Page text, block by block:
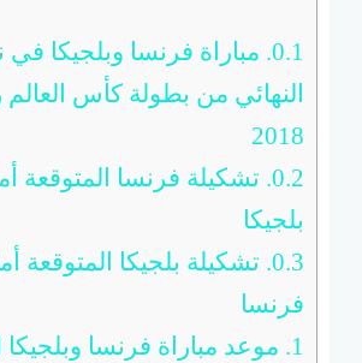
0.1. مباراة فرنسا وبلجيكا
النهائي من بطولة كأس العالم
2018
0.2. تشكيلة فرنسا المتوقعة
بلجيكا
0.3. تشكيلة بلجيكا المتوقعة
فرنسا
1. موعد مباراة فرنسا وبلجيكا